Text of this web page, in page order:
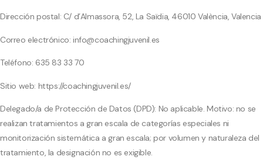
Dirección postal: C/ d’Almassora, 52, La Saïdia, 46010 València, Valencia
Correo electrónico: info@coachingjuvenil.es
Teléfono: 635 83 33 70
Sitio web: https://coachingjuvenil.es/
Delegado/a de Protección de Datos (DPD): No aplicable. Motivo: no se
realizan tratamientos a gran escala de categorías especiales ni
monitorización sistemática a gran escala; por volumen y naturaleza del
tratamiento, la designación no es exigible.